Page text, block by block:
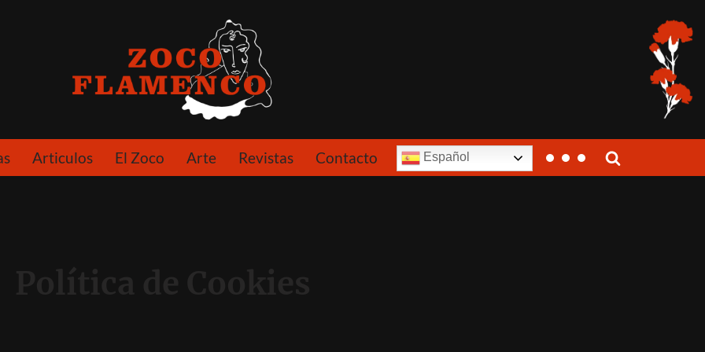
Articulos El Zoco Arte Revistas Contacto Español